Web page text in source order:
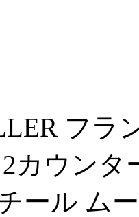
フラ
カウンタ
ール ム